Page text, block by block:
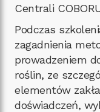
Centrali
Podczas
zagadnienia
prowadzeniem
roślin, ze
elementów
doświadczeń,